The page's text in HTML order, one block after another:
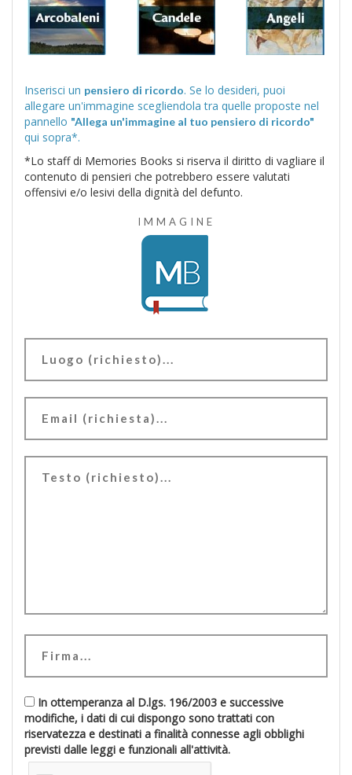
Inserisci un pensiero di ricordo. Se lo desideri, puoi
allegare un'immagine scegliendola tra quelle proposte nel
pannello "Allega un'immagine al tuo pensiero di ricordo"
qui sopra*.
*Lo staff di Memories Books si riserva il diritto di vagliare il
contenuto di pensieri che potrebbero essere valutati
offensivi e/o lesivi della dignità del defunto.
IMMAGINE
In ottemperanza al D.lgs. 196/2003 e successive
modifiche, i dati di cui dispongo sono trattati con
riservatezza e destinati a finalità connesse agli obblighi
previsti dalle leggi e funzionali all'attività.